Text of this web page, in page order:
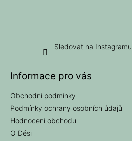
Sledovat na Instagramu
Informace pro vás
Obchodní podmínky
Podmínky ochrany osobních údajů
Hodnocení obchodu
O Dési